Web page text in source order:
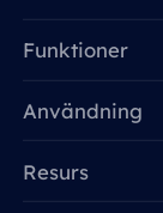
Funktioner
Användning
Resurs